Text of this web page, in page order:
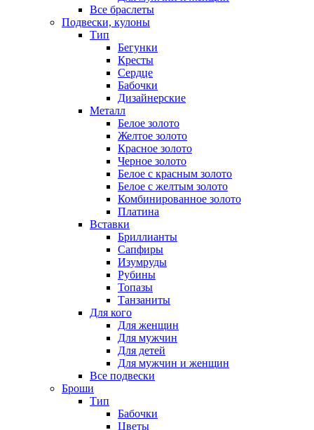
Все браслеты
Подвески, кулоны
Тип
Бегунки
Кресты
Сердце
Бабочки
Дизайнерские
Металл
Белое золото
Желтое золото
Красное золото
Черное золото
Белое с красным золото
Белое с желтым золото
Комбинированное золото
Платина
Вставки
Бриллианты
Сапфиры
Изумруды
Рубины
Топазы
Танзаниты
Для кого
Для женщин
Для мужчин
Для детей
Для мужчин и женщин
Все подвески
Броши
Тип
Бабочки
Цветы